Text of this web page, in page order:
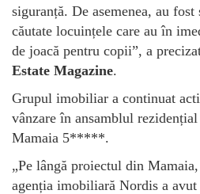
siguranță. De asemenea, au
căutate locuințele care au în
de joacă pentru copii”, a
Estate Magazine.
Grupul imobiliar a continuat
vânzare în ansamblul
Mamaia 5*****.
„Pe lângă proiectul din
agenția imobiliară Nordis a avut